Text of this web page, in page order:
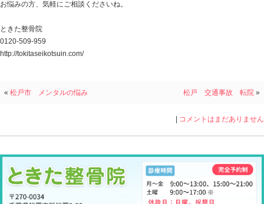
色々な症状がありますよね。
もちろんくらくらしたり、目が回るような感じがあった
めまいを良くするには〇〇〇を調整することが大切なの
きっとその場で症状の変化を味わえますよ！